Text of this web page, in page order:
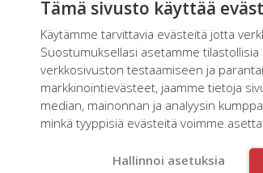
Tämä sivusto käyttää
Käytämme tarvittavia evästeitä jotta
Suostumuksellasi asetamme
verkkosivuston testaamiseen ja
markkinointievästeet, jaamme tietoja
median, mainonnan ja analyysin
minkä tyyppisiä evästeitä voimme
Hallinnoi asetuksia
strategiatason työtä.
Yritysverkoston kautta
kohdanneiden Louhen ja
Innomanin yhteinen sävel
löytyi nopealla tahdilla.
Lue lisää
jo